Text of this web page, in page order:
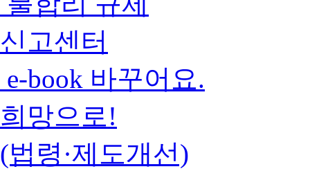
신고센터
e-book 바꾸어요.
희망으로!
(법령·제도개선)